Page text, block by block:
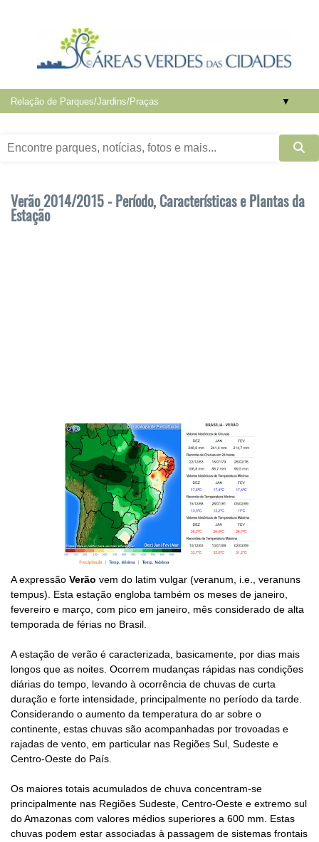
▼
Verão 2014/2015 - Período, Características e Plantas da
Estação
A expressão Verão vem do latim vulgar (veranum, i.e., veranuns
tempus). Esta estação engloba também os meses de janeiro,
fevereiro e março, com pico em janeiro, mês considerado de alta
temporada de férias no Brasil.
A estação de verão é caracterizada, basicamente, por dias mais
longos que as noites. Ocorrem mudanças rápidas nas condições
diárias do tempo, levando à ocorrência de chuvas de curta
duração e forte intensidade, principalmente no período da tarde.
Considerando o aumento da temperatura do ar sobre o
continente, estas chuvas são acompanhadas por trovoadas e
rajadas de vento, em particular nas Regiões Sul, Sudeste e
Centro-Oeste do País.
Os maiores totais acumulados de chuva concentram-se
principalmente nas Regiões Sudeste, Centro-Oeste e extremo sul
do Amazonas com valores médios superiores a 600 mm. Estas
chuvas podem estar associadas à passagem de sistemas frontais